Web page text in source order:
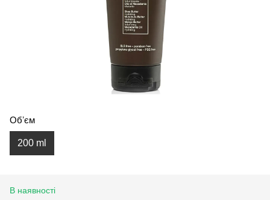
Обʼєм
200 ml
В наявності